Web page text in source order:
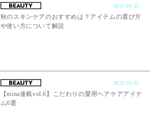
2019.09.23
秋のスキンケアのおすすめは？アイテムの選び方
や使い方について解説
2020.05.01
【mina連載vol.6】こだわりの愛用ヘアケアアイテ
ム6選